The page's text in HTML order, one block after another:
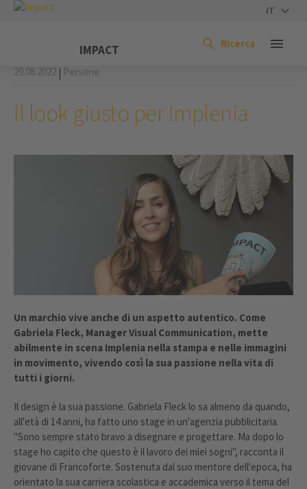
IT
IMPACT Ricerca
29.08.2022 | Persone
Il look giusto per Implenia
Un marchio vive anche di un aspetto autentico. Come
Gabriela Fleck, Manager Visual Communication, mette
abilmente in scena Implenia nella stampa e nelle immagini
in movimento, vivendo così la sua passione nella vita di
tutti i giorni.
Il design è la sua passione. Gabriela Fleck lo sa almeno da quando,
all'età di 14 anni, ha fatto uno stage in un'agenzia pubblicitaria.
"Sono sempre stato bravo a disegnare e progettare. Ma dopo lo
stage ho capito che questo è il lavoro dei miei sogni", racconta il
giovane di Francoforte. Sostenuta dal suo mentore dell'epoca, ha
orientato la sua carriera scolastica e accademica verso il tema del